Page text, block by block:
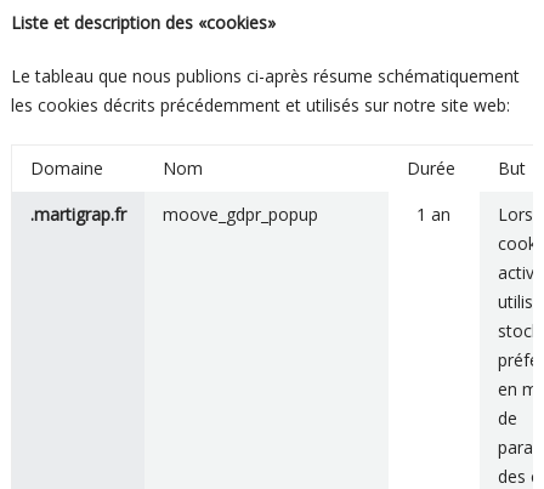
Liste et description des «cookies»
Le tableau que nous publions ci-après résume schématiquement
les cookies décrits précédemment et utilisés sur notre site web:
Domaine Nom Durée
But
.martigrap.fr
moove_gdpr_popup 1 an
en
de
des